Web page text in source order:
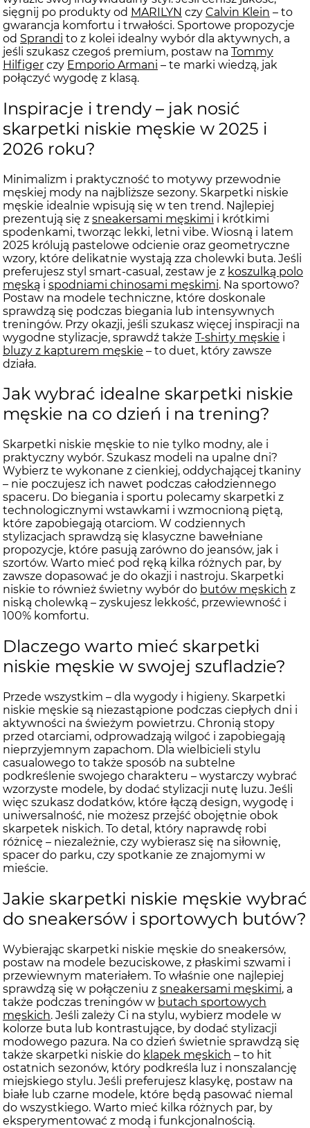
sięgnij po produkty od MARILYN czy Calvin Klein – to
gwarancja komfortu i trwałości. Sportowe propozycje
od Sprandi to z kolei idealny wybór dla aktywnych, a
jeśli szukasz czegoś premium, postaw na Tommy
Hilfiger czy Emporio Armani – te marki wiedzą, jak
połączyć wygodę z klasą.
Inspiracje i trendy – jak nosić
skarpetki niskie męskie w 2025 i
2026 roku?
Minimalizm i praktyczność to motywy przewodnie
męskiej mody na najbliższe sezony. Skarpetki niskie
męskie idealnie wpisują się w ten trend. Najlepiej
prezentują się z sneakersami męskimi i krótkimi
spodenkami, tworząc lekki, letni vibe. Wiosną i latem
2025 królują pastelowe odcienie oraz geometryczne
wzory, które delikatnie wystają zza cholewki buta. Jeśli
preferujesz styl smart-casual, zestaw je z koszulką polo
męską i spodniami chinosami męskimi. Na sportowo?
Postaw na modele techniczne, które doskonale
sprawdzą się podczas biegania lub intensywnych
treningów. Przy okazji, jeśli szukasz więcej inspiracji na
wygodne stylizacje, sprawdź także T-shirty męskie i
bluzy z kapturem męskie – to duet, który zawsze
działa.
Jak wybrać idealne skarpetki niskie
męskie na co dzień i na trening?
Skarpetki niskie męskie to nie tylko modny, ale i
praktyczny wybór. Szukasz modeli na upalne dni?
Wybierz te wykonane z cienkiej, oddychającej tkaniny
– nie poczujesz ich nawet podczas całodziennego
spaceru. Do biegania i sportu polecamy skarpetki z
technologicznymi wstawkami i wzmocnioną piętą,
które zapobiegają otarciom. W codziennych
stylizacjach sprawdzą się klasyczne bawełniane
propozycje, które pasują zarówno do jeansów, jak i
szortów. Warto mieć pod ręką kilka różnych par, by
zawsze dopasować je do okazji i nastroju. Skarpetki
niskie to również świetny wybór do butów męskich z
niską cholewką – zyskujesz lekkość, przewiewność i
100% komfortu.
Dlaczego warto mieć skarpetki
niskie męskie w swojej szufladzie?
Przede wszystkim – dla wygody i higieny. Skarpetki
niskie męskie są niezastąpione podczas ciepłych dni i
aktywności na świeżym powietrzu. Chronią stopy
przed otarciami, odprowadzają wilgoć i zapobiegają
nieprzyjemnym zapachom. Dla wielbicieli stylu
casualowego to także sposób na subtelne
podkreślenie swojego charakteru – wystarczy wybrać
wzorzyste modele, by dodać stylizacji nutę luzu. Jeśli
więc szukasz dodatków, które łączą design, wygodę i
uniwersalność, nie możesz przejść obojętnie obok
skarpetek niskich. To detal, który naprawdę robi
różnicę – niezależnie, czy wybierasz się na siłownię,
spacer do parku, czy spotkanie ze znajomymi w
mieście.
Jakie skarpetki niskie męskie wybrać
do sneakersów i sportowych butów?
Wybierając skarpetki niskie męskie do sneakersów,
postaw na modele bezuciskowe, z płaskimi szwami i
przewiewnym materiałem. To właśnie one najlepiej
sprawdzą się w połączeniu z sneakersami męskimi, a
także podczas treningów w butach sportowych
męskich. Jeśli zależy Ci na stylu, wybierz modele w
kolorze buta lub kontrastujące, by dodać stylizacji
modowego pazura. Na co dzień świetnie sprawdzą się
także skarpetki niskie do klapek męskich – to hit
ostatnich sezonów, który podkreśla luz i nonszalancję
miejskiego stylu. Jeśli preferujesz klasykę, postaw na
białe lub czarne modele, które będą pasować niemal
do wszystkiego. Warto mieć kilka różnych par, by
eksperymentować z modą i funkcjonalnością.